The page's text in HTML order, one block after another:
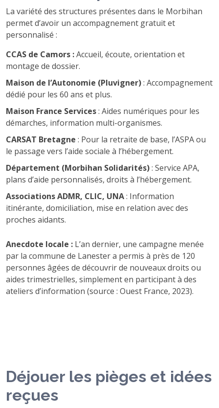
La variété des structures présentes dans le Morbihan
permet d’avoir un accompagnement gratuit et
personnalisé :
CCAS de Camors :Accueil, écoute, orientation et
montage de dossier.
Maison de l’Autonomie (Pluvigner): Accompagnement
dédié pour les 60 ans et plus.
Maison France Services: Aides numériques pour les
démarches, information multi-organismes.
CARSAT Bretagne : Pour la retraite de base, l’ASPA ou
le passage vers l’aide sociale à l’hébergement.
Département (Morbihan Solidarités): Service APA,
plans d’aide personnalisés, droits à l’hébergement.
Associations ADMR, CLIC, UNA: Information
itinérante, domiciliation, mise en relation avec des
proches aidants.
Anecdote locale : L’an dernier, une campagne menée
par la commune de Lanester a permis à près de 120
personnes âgées de découvrir de nouveaux droits ou
aides trimestrielles, simplement en participant à des
ateliers d’information (source : Ouest France, 2023).
Déjouer les pièges et idées
reçues